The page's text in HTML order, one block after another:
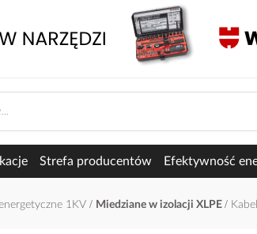
Strefa producentów Efektywność
1KV Miedziane w izolacji XLPE